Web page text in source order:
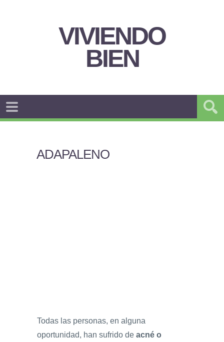
VIVIENDO
BIEN
ADAPALENO
Todas las personas, en alguna
oportunidad, han sufrido de acné o